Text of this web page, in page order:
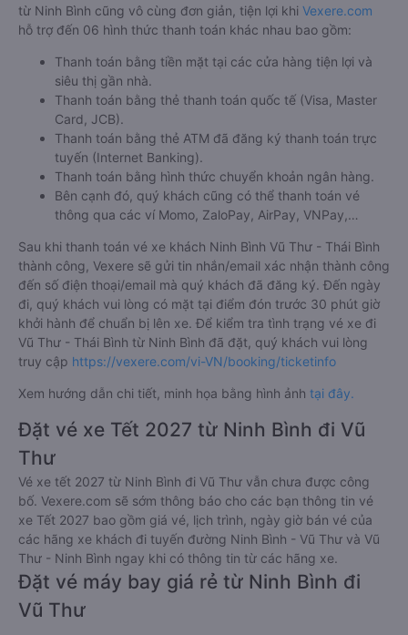
từ Ninh Bình cũng vô cùng đơn giản, tiện lợi khi Vexere.com
hỗ trợ đến 06 hình thức thanh toán khác nhau bao gồm:
Thanh toán bằng tiền mặt tại các cửa hàng tiện lợi và
siêu thị gần nhà.
Thanh toán bằng thẻ thanh toán quốc tế (Visa, Master
Card, JCB).
Thanh toán bằng thẻ ATM đã đăng ký thanh toán trực
tuyến (Internet Banking).
Thanh toán bằng hình thức chuyển khoản ngân hàng.
Bên cạnh đó, quý khách cũng có thể thanh toán vé
thông qua các ví Momo, ZaloPay, AirPay, VNPay,…
Sau khi thanh toán vé xe khách Ninh Bình Vũ Thư - Thái Bình
thành công, Vexere sẽ gửi tin nhắn/email xác nhận thành công
đến số điện thoại/email mà quý khách đã đăng ký. Đến ngày
đi, quý khách vui lòng có mặt tại điểm đón trước 30 phút giờ
khởi hành để chuẩn bị lên xe. Để kiểm tra tình trạng vé xe đi
Vũ Thư - Thái Bình từ Ninh Bình đã đặt, quý khách vui lòng
truy cập https://vexere.com/vi-VN/booking/ticketinfo
Xem hướng dẫn chi tiết, minh họa bằng hình ảnh tại đây.
Đặt vé xe Tết 2027 từ Ninh Bình đi Vũ
Thư
Vé xe tết 2027 từ Ninh Bình đi Vũ Thư vẫn chưa được công
bố. Vexere.com sẽ sớm thông báo cho các bạn thông tin vé
xe Tết 2027 bao gồm giá vé, lịch trình, ngày giờ bán vé của
các hãng xe khách đi tuyến đường Ninh Bình - Vũ Thư và Vũ
Thư - Ninh Bình ngay khi có thông tin từ các hãng xe.
Đặt vé máy bay giá rẻ từ Ninh Bình đi
Vũ Thư